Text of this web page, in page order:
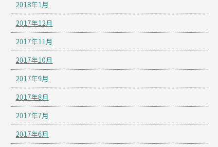
2018年1月
2017年12月
2017年11月
2017年10月
2017年9月
2017年8月
2017年7月
2017年6月